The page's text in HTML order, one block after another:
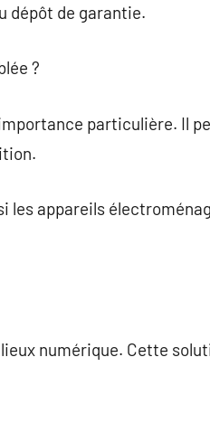
dépôt de garantie.
?
particulière. Il
les appareils
numérique. Cette